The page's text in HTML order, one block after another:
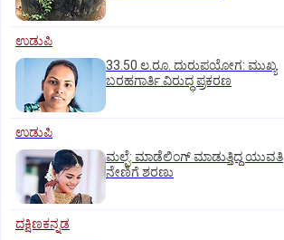
ಉಡುಪಿ
33.50 ಲ.ರೂ. ದುರುಪಯೋಗ: ಮುಖ್ಯ
ಬರಹಗಾರ್ತಿ ವಿರುದ್ಧ ಪ್ರಕರಣ
ಉಡುಪಿ
ಮಲ್ಪೆ: ಮಾಡೆಲಿಂಗ್ ಮಾಡುತ್ತಿದ್ದ ಯುವತಿ
ನೇಣಿಗೆ ಶರಣು
ದಕ್ಷಿಣಕನ್ನಡ